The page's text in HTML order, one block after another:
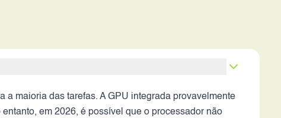
a maioria das tarefas. A GPU integrada provavelmente
em 2026, é possível que o processador não